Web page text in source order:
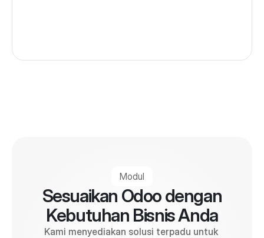
Modul
Sesuaikan Odoo dengan
Kebutuhan Bisnis Anda
Kami menyediakan solusi terpadu untuk